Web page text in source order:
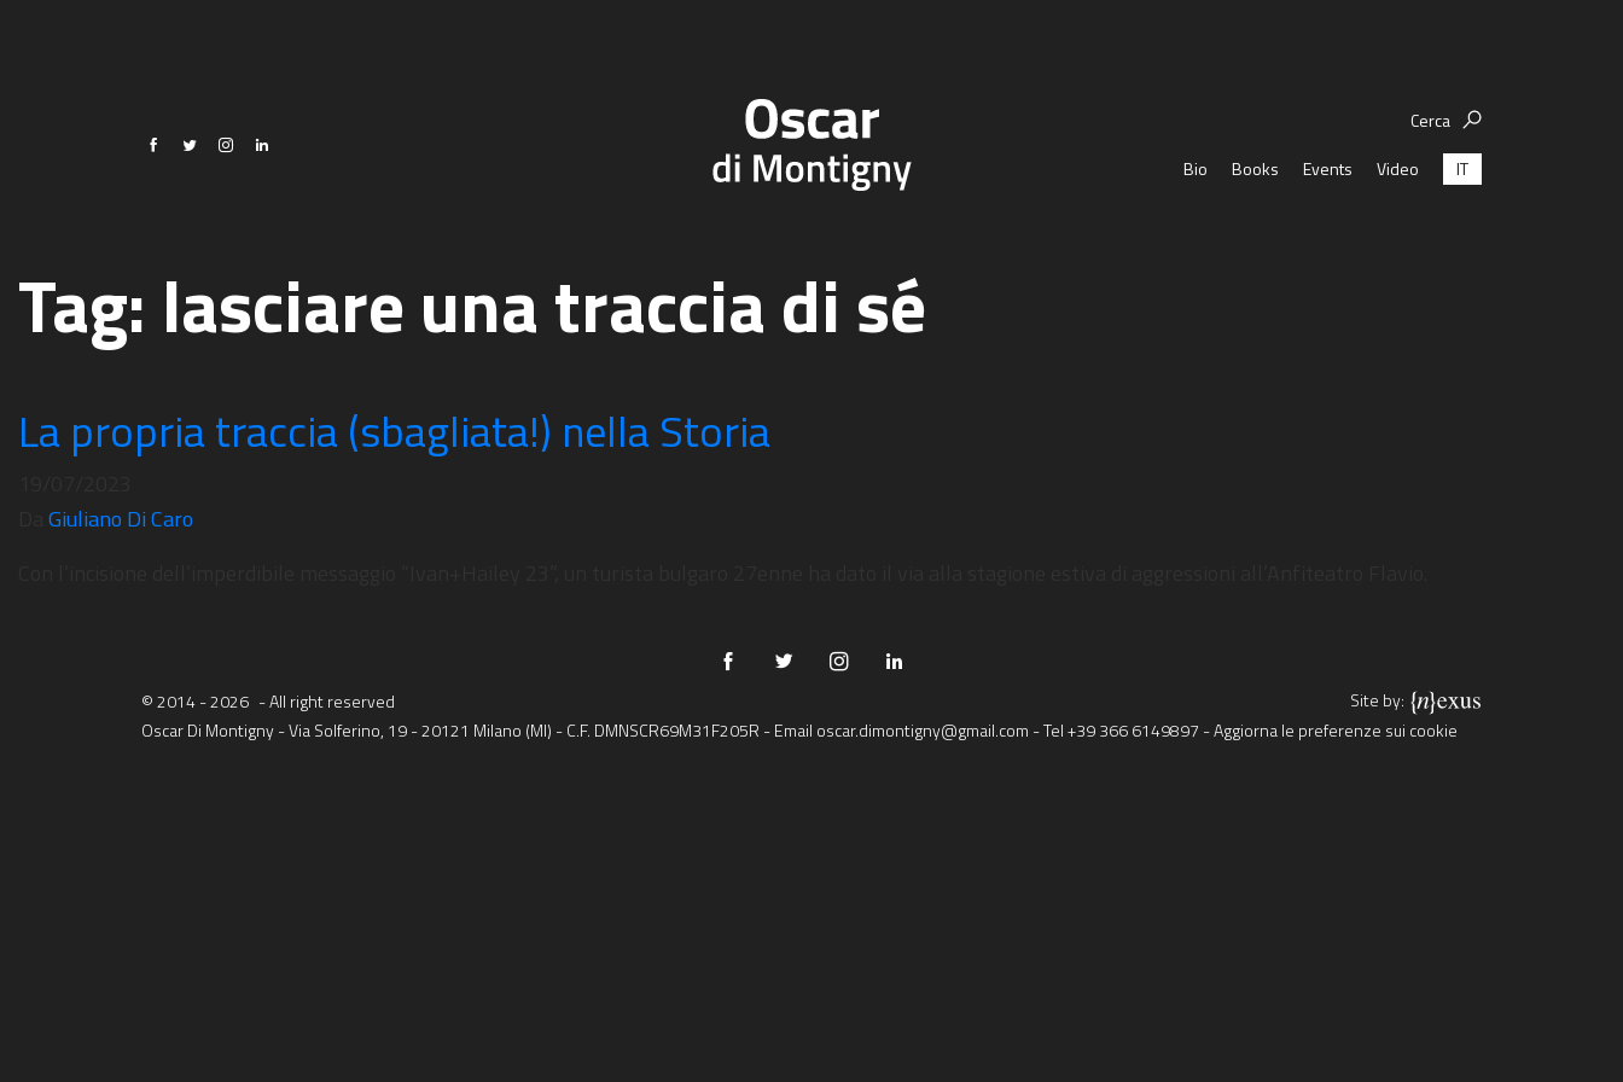
Cerca
Bio
Books Events Video IT
Tag: lasciare una traccia di sé
La propria traccia (sbagliata!) nella Storia
Giuliano Di Caro
© 2014 - 2026 - All right reserved
Site by:
Oscar Di Montigny - Via Solferino, 19 - 20121 Milano (MI) - C.F. DMNSCR69M31F205R - Email oscar.dimontigny@gmail.com - Tel+39 366 6149897 -Aggiorna le preferenze sui cookie